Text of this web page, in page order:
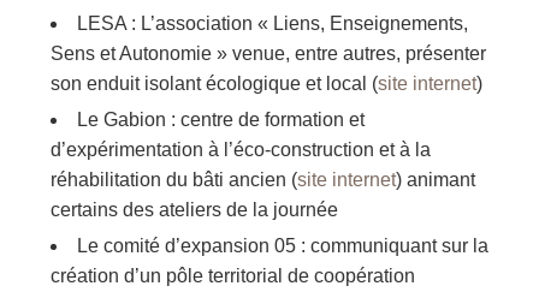
LESA : L’association « Liens, Enseignements,
Sens et Autonomie » venue, entre autres, présenter
son enduit isolant écologique et local (site internet)
Le Gabion : centre de formation et
d’expérimentation à l’éco-construction et à la
réhabilitation du bâti ancien (site internet) animant
certains des ateliers de la journée
Le comité d’expansion 05 : communiquant sur la
création d’un pôle territorial de coopération